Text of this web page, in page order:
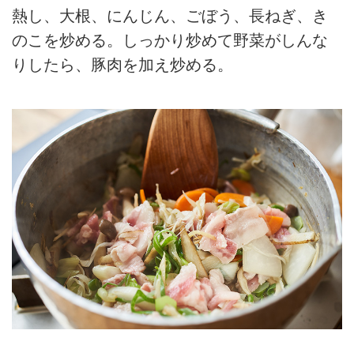
熱し、大根、にんじん、ごぼう、長ねぎ、き
のこを炒める。しっかり炒めて野菜がしんな
りしたら、豚肉を加え炒める。